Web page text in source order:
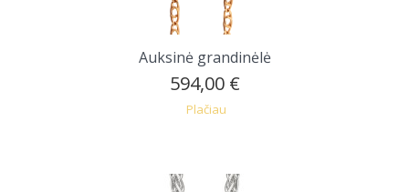
Auksinė grandinėlė
594,00 €
Plačiau